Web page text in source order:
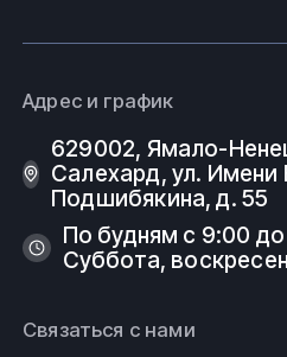
Адрес и график
629002, Ямало-
Салехард, ул. Имени
Подшибякина, д. 55
По будням с 9:00 до
Суббота,
Связаться с нами